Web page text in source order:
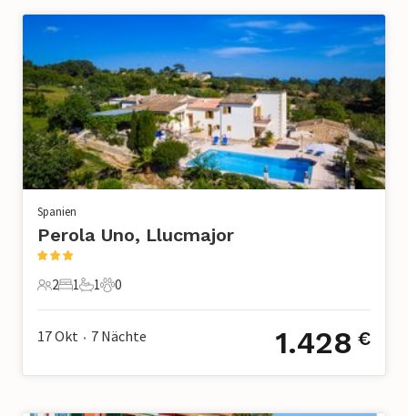
Spanien
Perola Uno, Llucmajor
2 Gäste
2
1 Schlafzimmer
1
1 Badezimmer
1
0 Haustiere
0
17 Okt • 7 Nächte 1.428 €